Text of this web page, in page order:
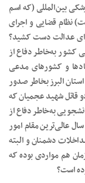
بین‌المللی (که اسم
نظام قضایی و اجرای
عدالت دست کشید؟
کشور به‌خاطر دفاع از
و کشور‌های مدعی
البرز بخاطر صدور
قاتل شهید عجمیان که
به‌خاطر دفاع از
عالی‌ترین مقام امور
دشمنان و البته
هم مواردی بوده که
است؟